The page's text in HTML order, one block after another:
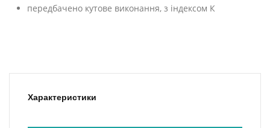
передбачено кутове виконання, з індексом К
Характеристики